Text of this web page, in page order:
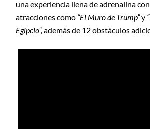
una experiencia llena de adrenalina
atracciones como “El Muro de Trump”y
Egipcio”, además de 12 obstáculos